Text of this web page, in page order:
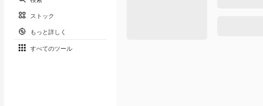
ストック
もっと詳しく
すべてのツール